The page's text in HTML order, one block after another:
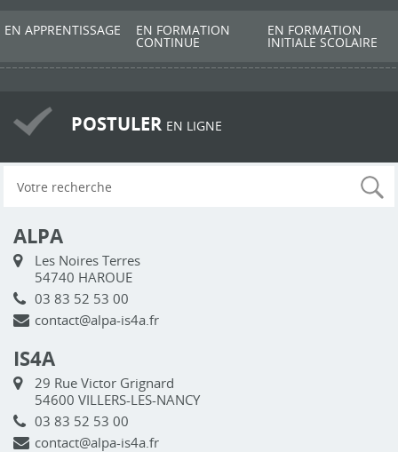
EN APPRENTISSAGE EN FORMATION
CONTINUE
EN FORMATION
INITIALE SCOLAIRE
POSTULER EN LIGNE
ALPA
Les Noires Terres
54740 HAROUE
03 83 52 53 00
contact@alpa-is4a.fr
IS4A
29 Rue Victor Grignard
54600 VILLERS-LES-NANCY
03 83 52 53 00
contact@alpa-is4a.fr